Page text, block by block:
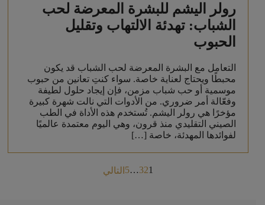
رولر اليشم للبشرة المعرضة لحب
الشباب: تهدئة الالتهاب وتقليل
الحبوب
التعامل مع البشرة المعرضة لحب الشباب قد يكون
محبطًا ويحتاج لعناية خاصة. سواء كنتِ تعانين من حبوب
موسمية أو حب شباب مزمن، فإن إيجاد حلول لطيفة
وفعّالة أمر ضروري. من الأدوات التي نالت شهرة كبيرة
مؤخرًا هي رولر اليشم. تُستخدم هذه الأداة في الطب
الصيني التقليدي منذ قرون، وهي اليوم معتمدة عالميًا
لفوائدها المهدئة، خاصة […]
Posts
1
2
3
…
5 التالي